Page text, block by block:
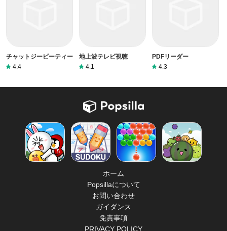
チャットジーピーティー
4.4
地上波テレビ視聴
4.1
PDFリーダー
4.3
ホーム
Popsillaについて
お問い合わせ
ガイダンス
免責事項
PRIVACY POLICY